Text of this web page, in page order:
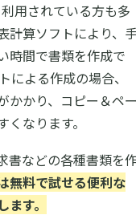
用されている方も多
計算ソフトにより、
時間で書類を作成で
による作成の場合、
かかり、コピー＆ペ
なります。
書などの各種書類を
無料で試せる便利な
す。